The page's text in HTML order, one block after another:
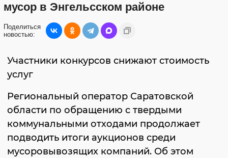
мусор в Энгельсском районе
Поделиться
новостью:
Участники конкурсов снижают стоимость
услуг
Региональный оператор Саратовской
области по обращению с твердыми
коммунальными отходами продолжает
подводить итоги аукционов среди
мусоровывозящих компаний. Об этом